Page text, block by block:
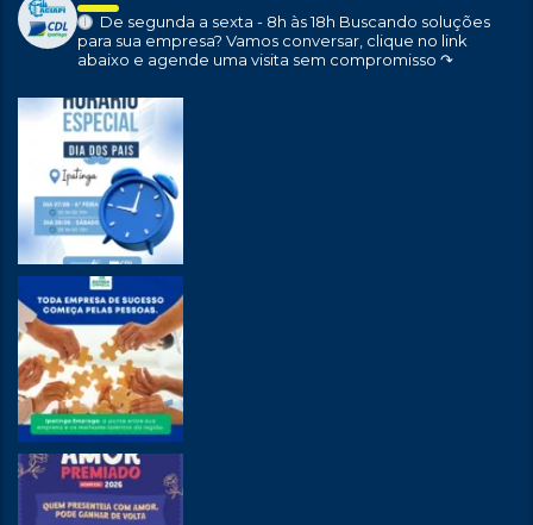
De segunda a sexta - 8h às 18h Buscando soluções
para sua empresa? Vamos conversar, clique no link
abaixo e agende uma visita sem compromisso ↷